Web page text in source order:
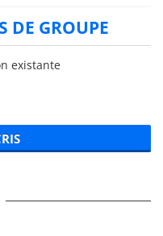
DE GROUPE
existante